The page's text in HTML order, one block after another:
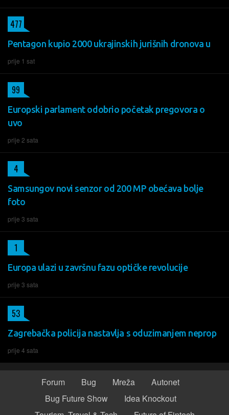
Pentagon kupio 2000 ukrajinskih jurišnih dronova u
prije 1 sat
477
Europski parlament odobrio početak pregovora o
uvo
prije 2 sata
99
Samsungov novi senzor od 200 MP obećava bolje
foto
prije 3 sata
4
Europa ulazi u završnu fazu optičke revolucije
prije 3 sata
1
Zagrebačka policija nastavlja s oduzimanjem neprop
prije 4 sata
53
Forum Bug Mreža
Autonet
Bug Future Show
Idea Knockout